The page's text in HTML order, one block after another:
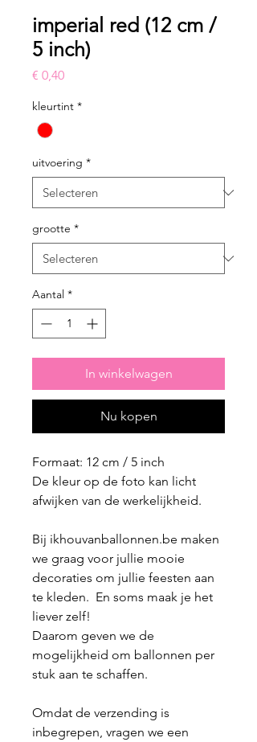
imperial red (12 cm /
5 inch)
€ 0,40Prijs
kleurtint *
uitvoering *
grootte *
Aantal *
In winkelwagen
Nu kopen
Formaat: 12 cm / 5 inch
De kleur op de foto kan licht
afwijken van de werkelijkheid.
Bij ikhouvanballonnen.be maken
we graag voor jullie mooie
decoraties om jullie feesten aan
te kleden. En soms maak je het
liever zelf!
Daarom geven we de
mogelijkheid om ballonnen per
stuk aan te schaffen.
Omdat de verzending is
inbegrepen, vragen we een